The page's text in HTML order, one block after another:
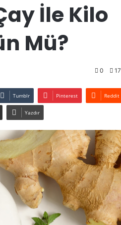
İle Kilo
Mü?
0 17
Tumblr Pinterest Reddit
Yazdır